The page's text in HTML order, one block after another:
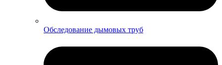
Обследование дымовых труб